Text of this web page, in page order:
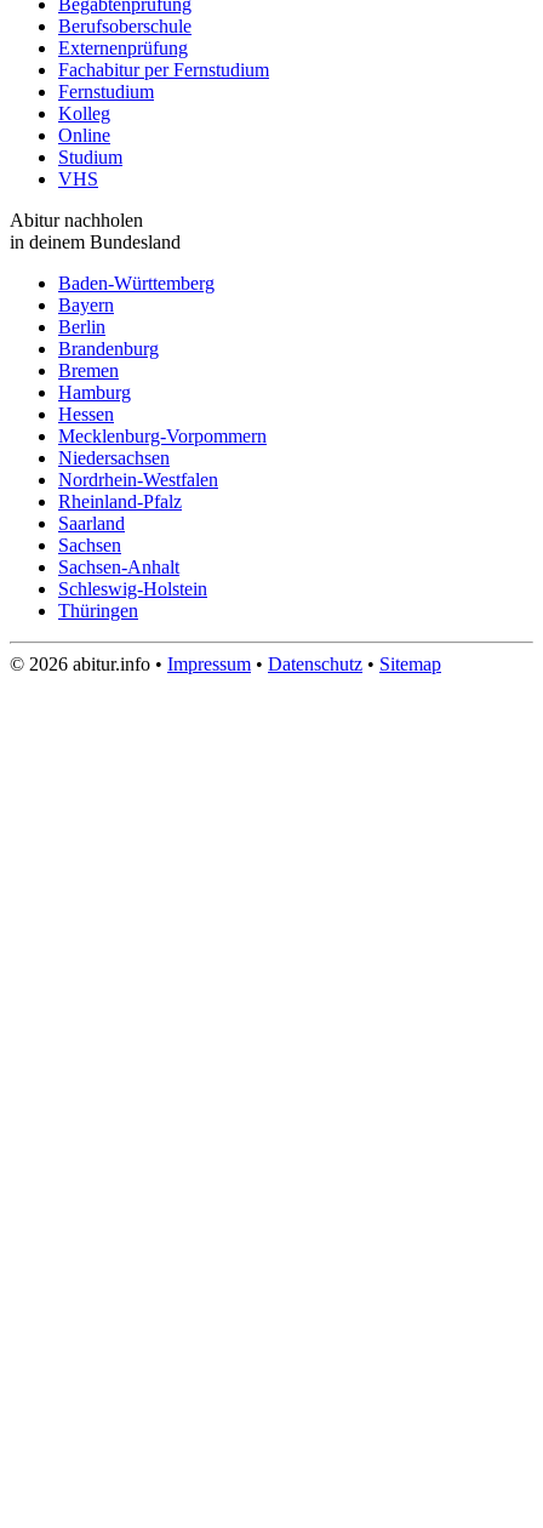
Begabtenprüfung
Berufsoberschule
Externenprüfung
Fachabitur per Fernstudium
Fernstudium
Kolleg
Online
Studium
VHS
Abitur nachholen
in deinem Bundesland
Baden-Württemberg
Bayern
Berlin
Brandenburg
Bremen
Hamburg
Hessen
Mecklenburg-Vorpommern
Niedersachsen
Nordrhein-Westfalen
Rheinland-Pfalz
Saarland
Sachsen
Sachsen-Anhalt
Schleswig-Holstein
Thüringen
© 2026 abitur.info • Impressum • Datenschutz • Sitemap